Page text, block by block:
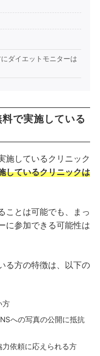
ダイエットモニターは
で実施している
施しているクリニック
しているクリニックは
ことは可能でも、まっ
に参加できる可能性は
る方の特徴は、以下の
方
への写真の公開に抵抗
依頼に応えられる方